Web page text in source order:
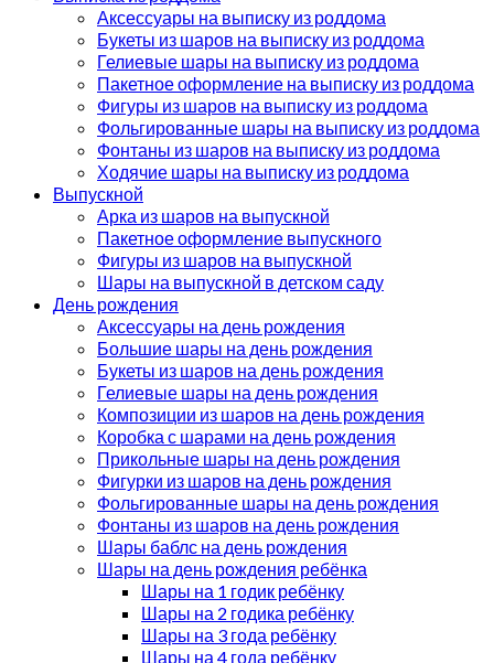
Аксессуары на выписку из роддома
Букеты из шаров на выписку из роддома
Гелиевые шары на выписку из роддома
Пакетное оформление на выписку из роддома
Фигуры из шаров на выписку из роддома
Фольгированные шары на выписку из роддома
Фонтаны из шаров на выписку из роддома
Ходячие шары на выписку из роддома
Выпускной
Арка из шаров на выпускной
Пакетное оформление выпускного
Фигуры из шаров на выпускной
Шары на выпускной в детском саду
День рождения
Аксессуары на день рождения
Большие шары на день рождения
Букеты из шаров на день рождения
Гелиевые шары на день рождения
Композиции из шаров на день рождения
Коробка с шарами на день рождения
Прикольные шары на день рождения
Фигурки из шаров на день рождения
Фольгированные шары на день рождения
Фонтаны из шаров на день рождения
Шары баблс на день рождения
Шары на день рождения ребёнка
Шары на 1 годик ребёнку
Шары на 2 годика ребёнку
Шары на 3 года ребёнку
Шары на 4 года ребёнку